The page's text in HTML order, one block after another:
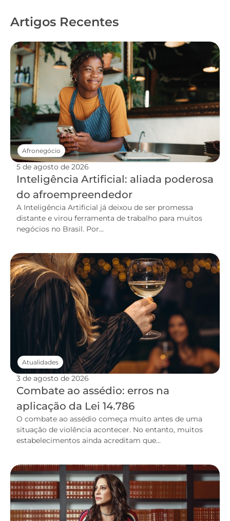
Artigos Recentes
5 de agosto de 2026
Inteligência Artificial: aliada poderosa
do afroempreendedor
A Inteligência Artificial já deixou de ser promessa
distante e virou ferramenta de trabalho para muitos
negócios no Brasil. Por...
Afronegócio
3 de agosto de 2026
Combate ao assédio: erros na
aplicação da Lei 14.786
O combate ao assédio começa muito antes de uma
situação de violência acontecer. No entanto, muitos
estabelecimentos ainda acreditam que...
Atualidades